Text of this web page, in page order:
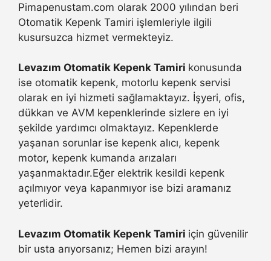
Pimapenustam.com olarak 2000 yılından beri
Otomatik Kepenk Tamiri işlemleriyle ilgili
kusursuzca hizmet vermekteyiz.
Levazım Otomatik Kepenk Tamiri konusunda
ise otomatik kepenk, motorlu kepenk servisi
olarak en iyi hizmeti sağlamaktayız. İşyeri, ofis,
dükkan ve AVM kepenklerinde sizlere en iyi
şekilde yardımcı olmaktayız. Kepenklerde
yaşanan sorunlar ise kepenk alıcı, kepenk
motor, kepenk kumanda arızaları
yaşanmaktadır.Eğer elektrik kesildi kepenk
açılmıyor veya kapanmıyor ise bizi aramanız
yeterlidir.
Levazım Otomatik Kepenk Tamiri için güvenilir
bir usta arıyorsanız; Hemen bizi arayın!